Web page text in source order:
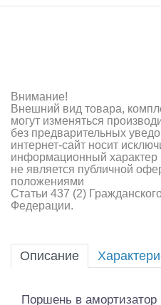
Аппаратура и электроника
Аккумуляторы и батарейки
Зарядные устройства и блоки
Двигатели
Инструмент,измерительные
Внимание!
Внешний вид товара,
могут изменяться
без предварительных
интернет-сайт носит
информационный характер
не является публичной
положениями
Статьи 437 (2)
Федерации.
Описание
Поршень в